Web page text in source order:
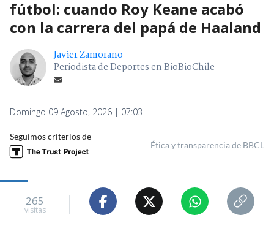
fútbol: cuando Roy Keane acabó
con la carrera del papá de Haaland
Javier Zamorano
Periodista de Deportes en BioBioChile
Domingo 09 Agosto, 2026 | 07:03
Seguimos criterios de
Ética y transparencia de BBCL
265
visitas